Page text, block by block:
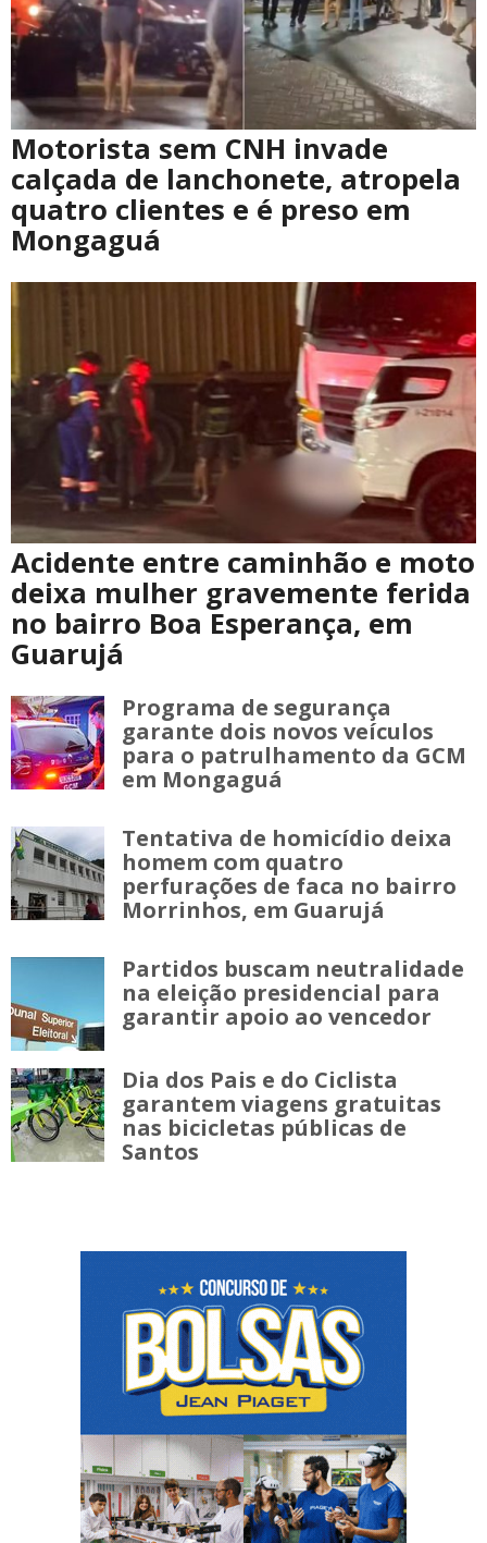
Motorista sem CNH invade
calçada de lanchonete, atropela
quatro clientes e é preso em
Mongaguá
Acidente entre caminhão e moto
deixa mulher gravemente ferida
no bairro Boa Esperança, em
Guarujá
Programa de segurança
garante dois novos veículos
para o patrulhamento da GCM
em Mongaguá
Tentativa de homicídio deixa
homem com quatro
perfurações de faca no bairro
Morrinhos, em Guarujá
Partidos buscam neutralidade
na eleição presidencial para
garantir apoio ao vencedor
Dia dos Pais e do Ciclista
garantem viagens gratuitas
nas bicicletas públicas de
Santos